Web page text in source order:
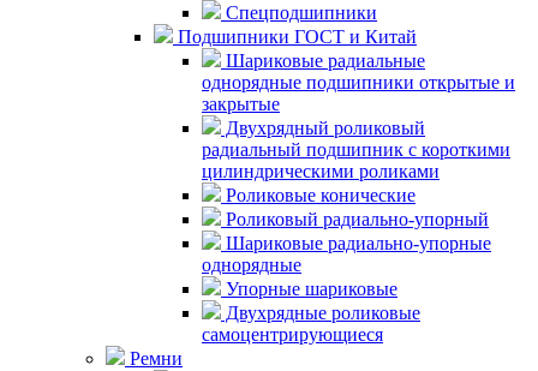
Спецподшипники
Подшипники ГОСТ и Китай
Шариковые радиальные
однорядные подшипники открытые и
закрытые
Двухрядный роликовый
радиальный подшипник с короткими
цилиндрическими роликами
Роликовые конические
Роликовый радиально-упорный
Шариковые радиально-упорные
однорядные
Упорные шариковые
Двухрядные роликовые
самоцентрирующиеся
Ремни